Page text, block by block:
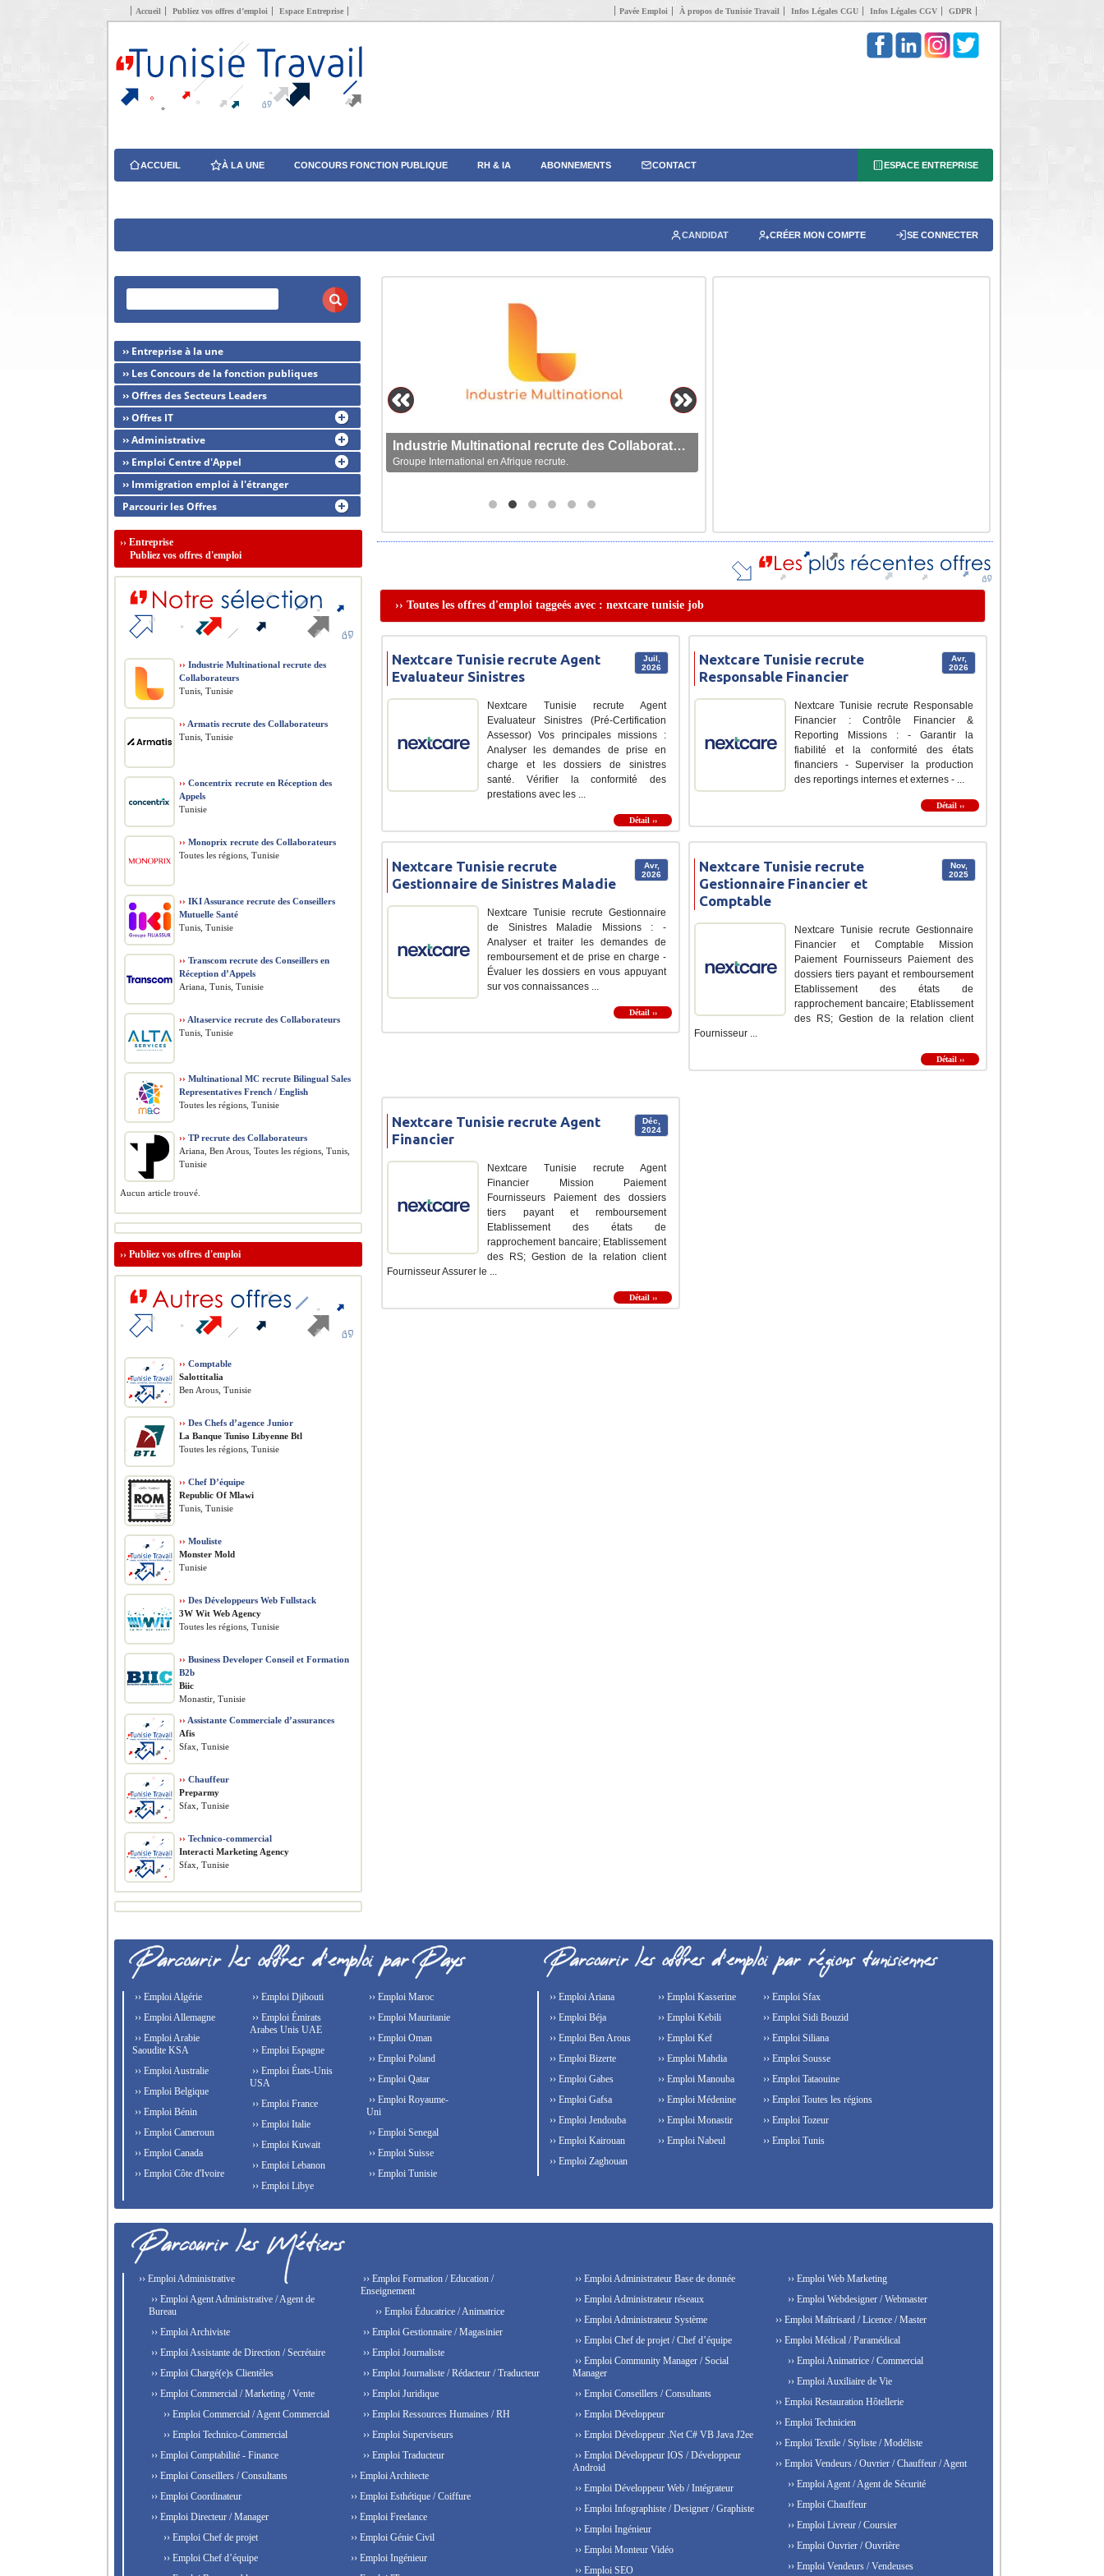
Accueil Publiez vos offres d’emploi Espace Entreprise Pavée Emploi À propos de Tunisie Travail Infos Légales CGU Infos Légales CGV GDPR
ACCUEIL À LA UNE CONCOURS FONCTION PUBLIQUE RH & IA ABONNEMENTS CONTACT ESPACE ENTREPRISE
CANDIDAT CRÉER MON COMPTE SE CONNECTER
Industrie Multinational recrute des Collaborateurs
Groupe International en Afrique recrute.
›› Toutes les offres d'emploi taggeés avec : nextcare tunisie job
Juil,
2026
Nextcare Tunisie recrute Agent
Evaluateur Sinistres
Nextcare Tunisie recrute Agent
Evaluateur Sinistres (Pré-Certification
Assessor) Vos principales missions :
Analyser les demandes de prise en
charge et les dossiers de sinistres
santé. Vérifier la conformité des
prestations avec les ...
Détail ››
Avr,
2026
Nextcare Tunisie recrute
Responsable Financier
Nextcare Tunisie recrute Responsable
Financier : Contrôle Financier &
Reporting Missions : - Garantir la
fiabilité et la conformité des états
financiers - Superviser la production
des reportings internes et externes - ...
Détail ››
Avr,
2026
Nextcare Tunisie recrute
Gestionnaire de Sinistres Maladie
Nextcare Tunisie recrute Gestionnaire
de Sinistres Maladie Missions : -
Analyser et traiter les demandes de
remboursement et de prise en charge -
Évaluer les dossiers en vous appuyant
sur vos connaissances ...
Détail ››
Nov,
2025
Nextcare Tunisie recrute
Gestionnaire Financier et
Comptable
Nextcare Tunisie recrute Gestionnaire
Financier et Comptable Mission
Paiement Fournisseurs Paiement des
dossiers tiers payant et remboursement
Etablissement des états de
rapprochement bancaire; Etablissement
des RS; Gestion de la relation client
Fournisseur ...
Détail ››
Déc,
2024
Nextcare Tunisie recrute Agent
Financier
Nextcare Tunisie recrute Agent
Financier Mission Paiement
Fournisseurs Paiement des dossiers
tiers payant et remboursement
Etablissement des états de
rapprochement bancaire; Etablissement
des RS; Gestion de la relation client
Fournisseur Assurer le ...
Détail ››
›› Entreprise à la une
›› Les Concours de la fonction publiques
›› Offres des Secteurs Leaders
›› Offres IT
›› Administrative
›› Emploi Centre d'Appel
›› Immigration emploi à l'étranger
Parcourir les Offres
›› Entreprise
Publiez vos offres d'emploi
›› Industrie Multinational recrute des
Collaborateurs
Tunis, Tunisie
›› Armatis recrute des Collaborateurs
Tunis, Tunisie
›› Concentrix recrute en Réception des
Appels
Tunisie
›› Monoprix recrute des Collaborateurs
Toutes les régions, Tunisie
›› IKI Assurance recrute des Conseillers
Mutuelle Santé
Tunis, Tunisie
›› Transcom recrute des Conseillers en
Réception d’Appels
Ariana, Tunis, Tunisie
›› Altaservice recrute des Collaborateurs
Tunis, Tunisie
›› Multinational MC recrute Bilingual Sales
Representatives French / English
Toutes les régions, Tunisie
›› TP recrute des Collaborateurs
Ariana, Ben Arous, Toutes les régions, Tunis,
Tunisie
Aucun article trouvé.
›› Publiez vos offres d'emploi
›› Comptable
Salottitalia
Ben Arous, Tunisie
›› Des Chefs d’agence Junior
La Banque Tuniso Libyenne Btl
Toutes les régions, Tunisie
›› Chef D’équipe
Republic Of Mlawi
Tunis, Tunisie
›› Mouliste
Monster Mold
Tunisie
›› Des Développeurs Web Fullstack
3W Wit Web Agency
Toutes les régions, Tunisie
›› Business Developer Conseil et Formation
B2b
Biic
Monastir, Tunisie
›› Assistante Commerciale d’assurances
Afis
Sfax, Tunisie
›› Chauffeur
Preparmy
Sfax, Tunisie
›› Technico-commercial
Interacti Marketing Agency
Sfax, Tunisie
›› Emploi Algérie
›› Emploi Allemagne
›› Emploi Arabie
Saoudite KSA
›› Emploi Australie
›› Emploi Belgique
›› Emploi Bénin
›› Emploi Cameroun
›› Emploi Canada
›› Emploi Côte d'Ivoire
›› Emploi Djibouti
›› Emploi Émirats
Arabes Unis UAE
›› Emploi Espagne
›› Emploi États-Unis
USA
›› Emploi France
›› Emploi Italie
›› Emploi Kuwait
›› Emploi Lebanon
›› Emploi Libye
›› Emploi Maroc
›› Emploi Mauritanie
›› Emploi Oman
›› Emploi Poland
›› Emploi Qatar
›› Emploi Royaume-
Uni
›› Emploi Senegal
›› Emploi Suisse
›› Emploi Tunisie
›› Emploi Ariana
›› Emploi Béja
›› Emploi Ben Arous
›› Emploi Bizerte
›› Emploi Gabes
›› Emploi Gafsa
›› Emploi Jendouba
›› Emploi Kairouan
›› Emploi Kasserine
›› Emploi Kebili
›› Emploi Kef
›› Emploi Mahdia
›› Emploi Manouba
›› Emploi Médenine
›› Emploi Monastir
›› Emploi Nabeul
›› Emploi Sfax
›› Emploi Sidi Bouzid
›› Emploi Siliana
›› Emploi Sousse
›› Emploi Tataouine
›› Emploi Toutes les régions
›› Emploi Tozeur
›› Emploi Tunis
›› Emploi Zaghouan
›› Emploi Administrative
›› Emploi Agent Administrative / Agent de
Bureau
›› Emploi Archiviste
›› Emploi Assistante de Direction / Secrétaire
›› Emploi Chargé(e)s Clientèles
›› Emploi Commercial / Marketing / Vente
›› Emploi Commercial / Agent Commercial
›› Emploi Technico-Commercial
›› Emploi Comptabilité - Finance
›› Emploi Conseillers / Consultants
›› Emploi Coordinateur
›› Emploi Directeur / Manager
›› Emploi Chef de projet
›› Emploi Chef d’équipe
›› Emploi Formation / Education /
Enseignement
›› Emploi Éducatrice / Animatrice
›› Emploi Gestionnaire / Magasinier
›› Emploi Journaliste
›› Emploi Journaliste / Rédacteur / Traducteur
›› Emploi Juridique
›› Emploi Ressources Humaines / RH
›› Emploi Superviseurs
›› Emploi Traducteur
›› Emploi Architecte
›› Emploi Esthétique / Coiffure
›› Emploi Freelance
›› Emploi Génie Civil
›› Emploi Ingénieur
›› Emploi Administrateur Base de donnée
›› Emploi Administrateur réseaux
›› Emploi Administrateur Système
›› Emploi Chef de projet / Chef d’équipe
›› Emploi Community Manager / Social
Manager
›› Emploi Conseillers / Consultants
›› Emploi Développeur
›› Emploi Développeur .Net C# VB Java J2ee
›› Emploi Développeur IOS / Développeur
Android
›› Emploi Développeur Web / Intégrateur
›› Emploi Infographiste / Designer / Graphiste
›› Emploi Ingénieur
›› Emploi Monteur Vidéo
›› Emploi SEO
›› Emploi Web Marketing
›› Emploi Webdesigner / Webmaster
›› Emploi Maîtrisard / Licence / Master
›› Emploi Médical / Paramédical
›› Emploi Animatrice / Commercial
›› Emploi Auxiliaire de Vie
›› Emploi Restauration Hôtellerie
›› Emploi Technicien
›› Emploi Textile / Styliste / Modéliste
›› Emploi Vendeurs / Ouvrier / Chauffeur / Agent
›› Emploi Agent / Agent de Sécurité
›› Emploi Chauffeur
›› Emploi Livreur / Coursier
›› Emploi Ouvrier / Ouvrière
›› Emploi Vendeurs / Vendeuses